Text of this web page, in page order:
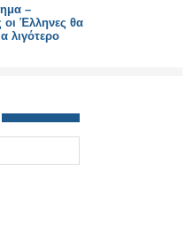
–
Έλληνες θα
λιγότερο